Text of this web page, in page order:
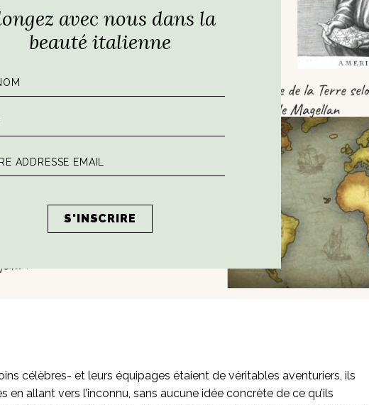
célèbres- et leurs équipages étaient de véritables aventuriers, ils
allant vers l’inconnu, sans aucune idée concrète de ce qu’ils
avec nous dans la
beauté italienne